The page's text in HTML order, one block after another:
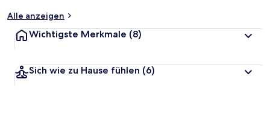
Alle anzeigen
Wichtigste Merkmale (8)
Sich wie zu Hause fühlen (6)